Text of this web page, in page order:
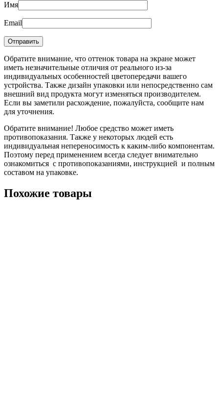
Имя
Email
Обратите внимание, что оттенок товара на экране может
иметь незначительные отличия от реального из-за
индивидуальных особенностей цветопередачи вашего
устройства. Также дизайн упаковки или непосредственно сам
внешний вид продукта могут изменяться производителем.
Если вы заметили расхождение, пожалуйста, сообщите нам
для уточнения.
Обратите внимание! Любое средство может иметь
противопоказания. Также у некоторых людей есть
индивидуальная непереносимость к каким-либо компонентам.
Поэтому перед применением всегда следует внимательно
ознакомиться с противопоказаниями, инструкцией и полным
составом на упаковке.
Похожие товары